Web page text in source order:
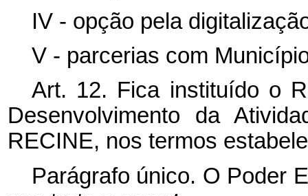
IV - opção pela
V - parcerias com
Art. 12. Fica instituído o
Desenvolvimento da
RECINE, nos termos
Parágrafo único. O Poder